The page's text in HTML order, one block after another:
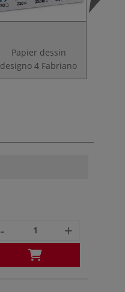
Papier dessin
designo 4 Fabriano
- +